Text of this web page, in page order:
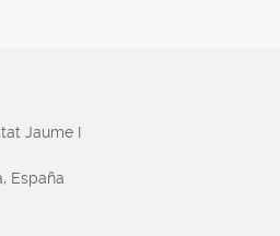
Jaume I
España